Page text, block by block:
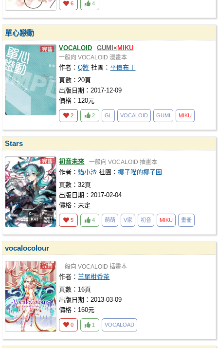
6 4
單心戀動
VOCALOID GUMI× MIKU
一般向 VOCALOID 漫畫本
作者：Q將 社團：平價布丁
頁數：20頁
出版日期：2017-12-09
價格：120元
2 2 GL VOCALOID GUMI MIKU
Stars
初音未來 一般向 VOCALOID 插畫本
作者：貓小渣 社團：椰子喵的椰子園
頁數：32頁
出版日期：2017-02-04
價格：未定
5 4 萌萌 V家 初音 MIKU 畫冊
vocalocolour
一般向 VOCALOID 插畫本
作者：羊尾柑香茶
頁數：16頁
出版日期：2013-03-09
價格：160元
0 1 VOCALOAD